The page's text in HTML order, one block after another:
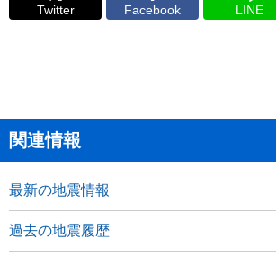
Twitter Facebook LINE
関連情報
最新の地震情報
過去の地震履歴